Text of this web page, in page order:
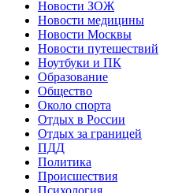
Новости ЗОЖ
Новости медицины
Новости Москвы
Новости путешествий
Ноутбуки и ПК
Образование
Общество
Около спорта
Отдых в России
Отдых за границей
ПДД
Политика
Происшествия
Психология